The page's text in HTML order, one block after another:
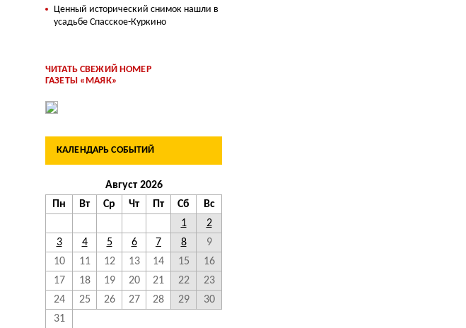
Ценный исторический снимок нашли в
усадьбе Спасское-Куркино
ЧИТАТЬ СВЕЖИЙ НОМЕР
ГАЗЕТЫ «МАЯК»
КАЛЕНДАРЬ СОБЫТИЙ
Август 2026
Пн
Вт Ср Чт Пт Сб
Вс
1
2
3
4 5 6 7 8
9
10
11 12 13 14 15
16
17
18 19 20 21 22
23
24
25 26 27 28 29
30
31